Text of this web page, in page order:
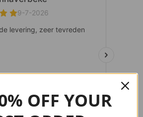
OFF YOUR